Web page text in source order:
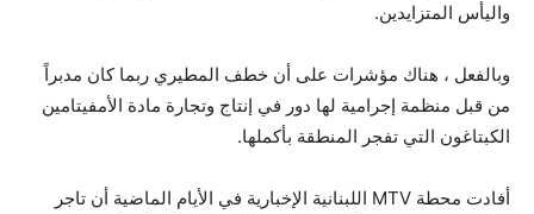
واليأس المتزايدين.
وبالفعل ، هناك مؤشرات على أن خطف المطيري ربما كان مدبراً
من قبل منظمة إجرامية لها دور في إنتاج وتجارة مادة الأمفيتامين
الكبتاغون التي تفجر المنطقة بأكملها.
أفادت محطة MTV اللبنانية الإخبارية في الأيام الماضية أن تاجر